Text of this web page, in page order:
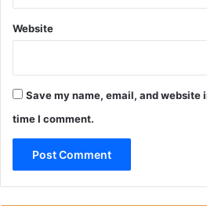
Website
Save my name, email, and website
time I comment.